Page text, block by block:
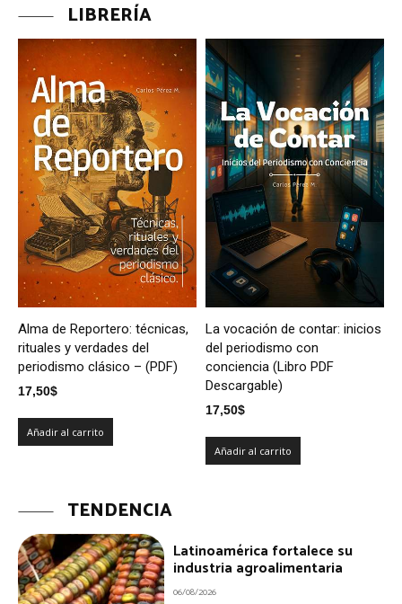
LIBRERÍA
Alma de Reportero: técnicas,
rituales y verdades del
periodismo clásico – (PDF)
17,50$
Añadir al carrito
La vocación de contar: inicios
del periodismo con
conciencia (Libro PDF
Descargable)
17,50$
Añadir al carrito
TENDENCIA
Latinoamérica fortalece su
industria agroalimentaria
06/08/2026